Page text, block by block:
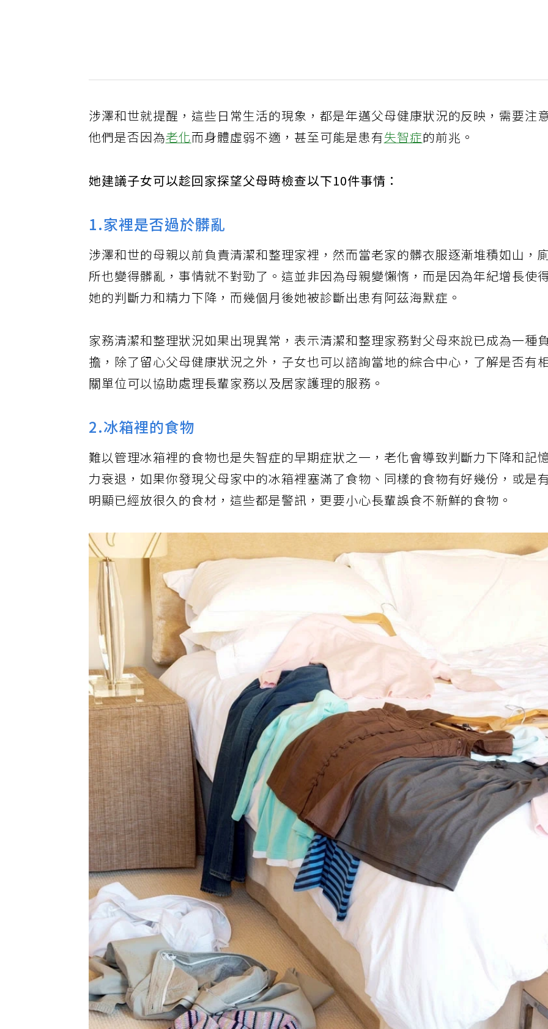
涉澤和世就提醒，這些日常生活的現象，都是年邁父母健康狀況的反映，需要注
他們是否因為老化而身體虛弱不適，甚至可能是患有失智症的前兆。
她建議子女可以趁回家探望父母時檢查以下10件事情：
1.家裡是否過於髒亂
涉澤和世的母親以前負責清潔和整理家裡，然而當老家的髒衣服逐漸堆積如山，
所也變得髒亂，事情就不對勁了。這並非因為母親變懶惰，而是因為年紀增長使
她的判斷力和精力下降，而幾個月後她被診斷出患有阿茲海默症。
家務清潔和整理狀況如果出現異常，表示清潔和整理家務對父母來說已成為一種
擔，除了留心父母健康狀況之外，子女也可以諮詢當地的綜合中心，了解是否有
關單位可以協助處理長輩家務以及居家護理的服務。
2.冰箱裡的食物
難以管理冰箱裡的食物也是失智症的早期症狀之一，老化會導致判斷力下降和記
力衰退，如果你發現父母家中的冰箱裡塞滿了食物、同樣的食物有好幾份，或是
明顯已經放很久的食材，這些都是警訊，更要小心長輩誤食不新鮮的食物。